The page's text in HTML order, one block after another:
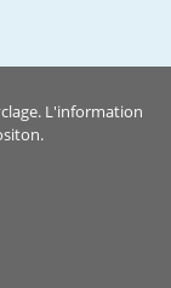
L'information